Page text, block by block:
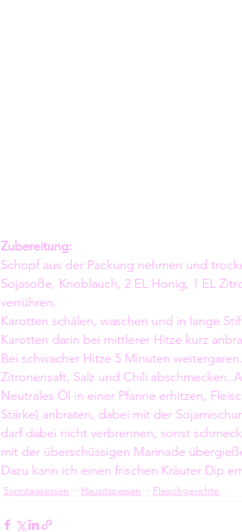
Zubereitung:
Schopf aus der Packung nehmen und
Sojasoße, Knoblauch, 2 EL Honig, 1 EL
verrühren.
Karotten schälen, waschen und in lange
Karotten darin bei mittlerer Hitze kurz
Bei schwacher Hitze 5 Minuten
Zitronensaft, Salz und Chili abschmecken.
Neutrales Öl in einer Pfanne erhitzen,
Stärke) anbraten, dabei mit der
darf dabei nicht verbrennen, sonst
mit der überschüssigen Marinade
Dazu kann ich einen frischen Kräuter Dip
Sonntagsessen Hauptspeisen Fleischgerichte